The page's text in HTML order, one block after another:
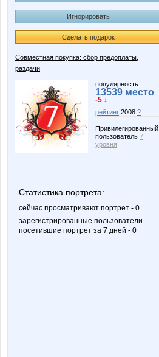
Игнорировать
Сделать подарок
Совместная покупка: сбор предоплаты,
раздачи
популярность:
13539 место
-5 ↓
рейтинг 2008 ?
Привилегированный
пользователь 7
уровня
Статистика портрета:
сейчас просматривают портрет - 0
зарегистрированные пользователи
посетившие портрет за 7 дней - 0